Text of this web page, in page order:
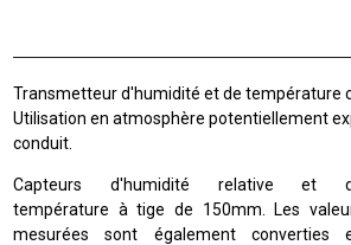
Transmetteur d'humidité et de température
Utilisation en atmosphère potentiellement
conduit.
Capteurs d'humidité relative et
température à tige de 150mm. Les
mesurées sont également converties